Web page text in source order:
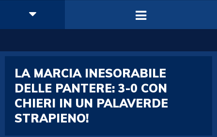
LA MARCIA INESORABILE
DELLE PANTERE: 3-0 CON
CHIERI IN UN PALAVERDE
STRAPIENO!